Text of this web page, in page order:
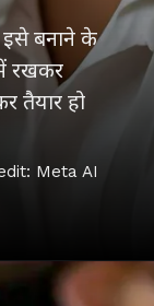
इसे बनाने के
रखकर
तैयार हो
Meta AI